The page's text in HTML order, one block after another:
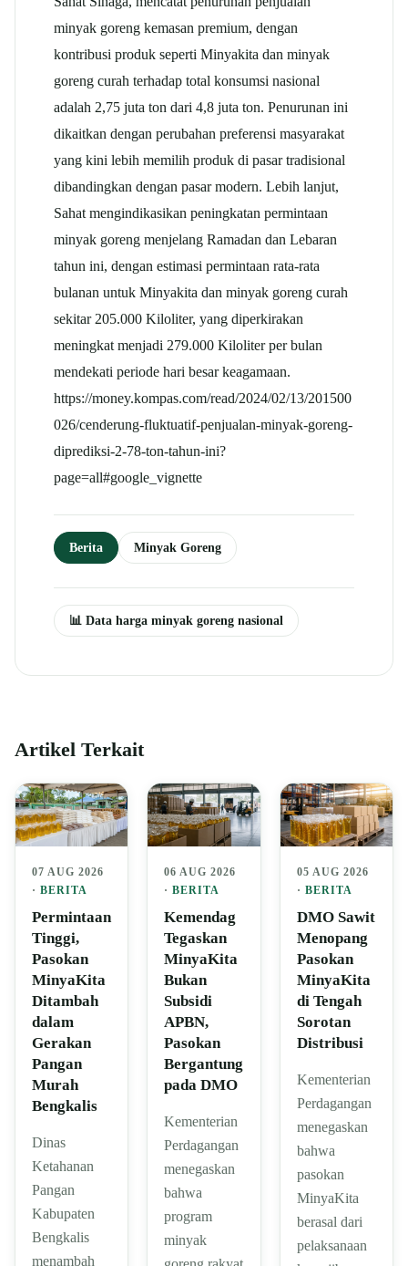
minyak goreng kemasan premium, dengan
kontribusi produk seperti Minyakita dan minyak
goreng curah terhadap total konsumsi nasional
adalah 2,75 juta ton dari 4,8 juta ton. Penurunan ini
dikaitkan dengan perubahan preferensi masyarakat
yang kini lebih memilih produk di pasar tradisional
dibandingkan dengan pasar modern. Lebih lanjut,
Sahat mengindikasikan peningkatan permintaan
minyak goreng menjelang Ramadan dan Lebaran
tahun ini, dengan estimasi permintaan rata-rata
bulanan untuk Minyakita dan minyak goreng curah
sekitar 205.000 Kiloliter, yang diperkirakan
meningkat menjadi 279.000 Kiloliter per bulan
mendekati periode hari besar keagamaan.
https://money.kompas.com/read/2024/02/13/201500
026/cenderung-fluktuatif-penjualan-minyak-goreng-
diprediksi-2-78-ton-tahun-ini?
page=all#google_vignette
Berita Minyak Goreng
📊 Data harga minyak goreng nasional
Artikel Terkait
07 AUG 2026
· BERITA
Permintaan
Tinggi,
Pasokan
MinyaKita
Ditambah
dalam
Gerakan
Pangan
Murah
Bengkalis
Dinas
Ketahanan
Pangan
Kabupaten
Bengkalis
menambah
06 AUG 2026
·BERITA
Kemendag
Tegaskan
MinyaKita
Bukan
Subsidi
APBN,
Pasokan
Bergantung
pada DMO
Kementerian
Perdagangan
menegaskan
bahwa
program
minyak
05 AUG 2026
· BERITA
DMO Sawit
Menopang
Pasokan
MinyaKita
di Tengah
Sorotan
Distribusi
Kementerian
Perdagangan
menegaskan
bahwa
pasokan
MinyaKita
berasal dari
pelaksanaan